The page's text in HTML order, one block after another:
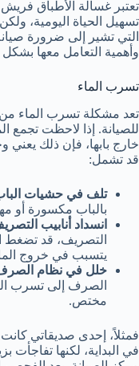
تعتبر غسالة الأطباق
تسهيل الحياة اليومية،
التي تشير إلى ضرورة
وأهمية التعامل معها
تسرب الماء
تعد مشكلة تسرب الماء من
للصيانة. إذا لاحظت تجمع
خارج بابها، فإن ذلك
قد تشمل:
تلف في حشيات
بالباب مكسورة أو
انسداد أنابيب
التصريف، قد تضغط
يتسبب في خروج
خلل في نظام
الصرف إلى تسرب
مختص.
فمثلاً، إحدى صديقاتي
في البداية، لكنها تفاجأت